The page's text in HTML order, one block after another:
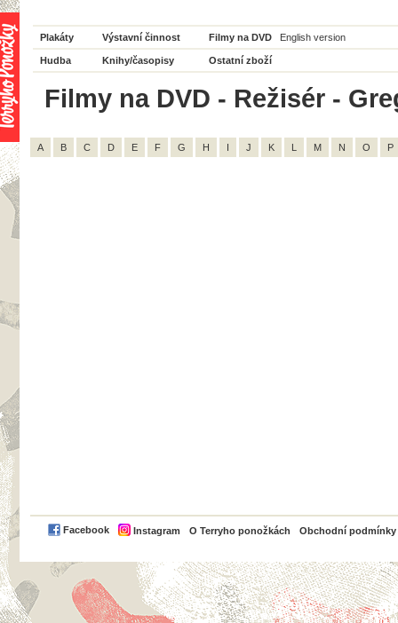
Plakáty Výstavní činnost Filmy na DVD English version
Hudba Knihy/časopisy Ostatní zboží
Filmy na DVD - Režisér -
A B C D E F G H I J K L M N O P
Facebook Instagram O Terryho ponožkách Obchodní podmínky
PayPal